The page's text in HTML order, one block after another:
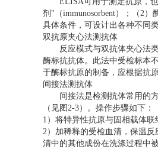
剂"（immunosorbent）；（2
具体条件，可设计出各种不同
双抗原夹心法测抗体
反应模式与双抗体夹心法类
酶标抗抗体。此法中受检标本
于酶标抗原的制备，应根据抗
间接法测抗体
间接法是检测抗体常用的方
（见图2-3）。操作步骤如下：
1）将特异性抗原与固相载体联
2）加稀释的受检血清，保温
清中的其他成份在洗涤过程中被